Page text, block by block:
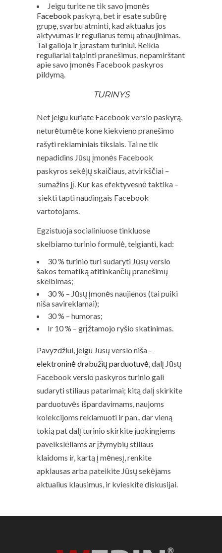
Jeigu turite ne tik savo įmonės
Facebook paskyrą, bet ir esate subūrę
grupę, svarbu atminti, kad aktualus jos
aktyvumas ir reguliarus temų atnaujinimas.
Tai galioja ir įprastam turiniui. Reikia
reguliariai talpinti pranešimus, nepamirštant
apie savo įmonės Facebook paskyros
pildymą.
TURINYS
Net jeigu kuriate Facebook verslo paskyrą,
neturėtumėte kone kiekvieno pranešimo
rašyti reklaminiais tikslais. Tai ne tik
nepadidins Jūsų įmonės Facebook
paskyros sekėjų skaičiaus, atvirkščiai –
sumažins jį. Kur kas efektyvesnė taktika –
siekti tapti naudingais Facebook
vartotojams.
Egzistuoja socialiniuose tinkluose
skelbiamo turinio formulė, teigianti, kad:
30 % turinio turi sudaryti Jūsų verslo
šakos tematiką atitinkančių pranešimų
skelbimas;
30 % – Jūsų įmonės naujienos (tai puiki
niša savireklamai);
30 % – humoras;
Ir 10 % – grįžtamojo ryšio skatinimas.
Pavyzdžiui, jeigu Jūsų verslo niša –
elektroninė drabužių parduotuvė , dalį Jūsų
Facebook verslo paskyros turinio gali
sudaryti stiliaus patarimai; kitą dalį skirkite
parduotuvės išpardavimams, naujoms
kolekcijoms reklamuoti ir pan., dar vieną
tokią pat dalį turinio skirkite juokingiems
paveikslėliams ar įžymybių stiliaus
klaidoms ir, kartą į mėnesį, renkite
apklausas arba pateikite Jūsų sekėjams
aktualius klausimus, ir kvieskite diskusijai.